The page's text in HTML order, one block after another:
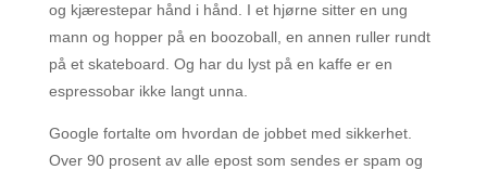
og kjærestepar hånd i hånd. I et hjørne sitter en ung
mann og hopper på en boozoball, en annen ruller rundt
på et skateboard. Og har du lyst på en kaffe er en
espressobar ikke langt unna.
Google fortalte om hvordan de jobbet med sikkerhet.
Over 90 prosent av alle epost som sendes er spam og